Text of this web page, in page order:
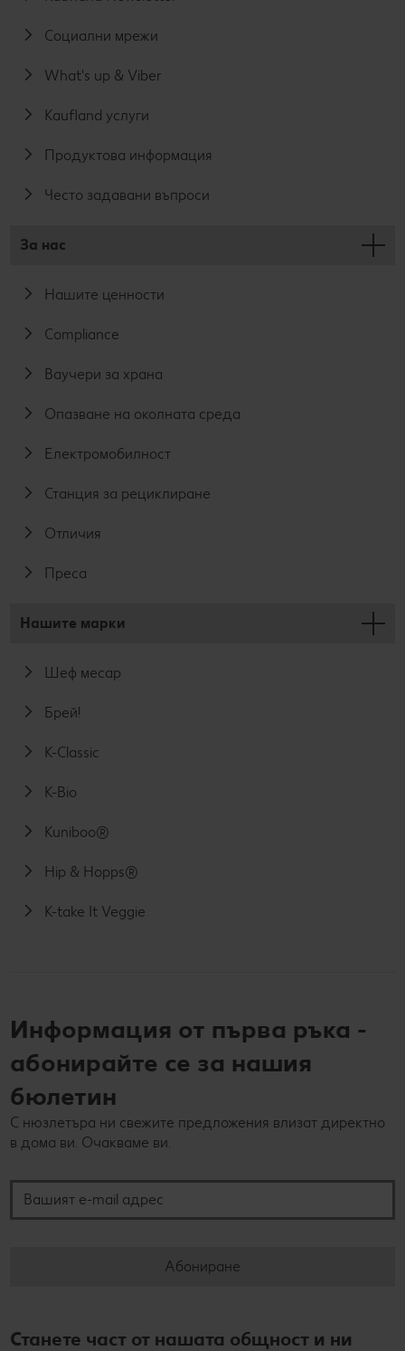
Социални мрежи
What's up & Viber
Kaufland услуги
Продуктова информация
Често задавани въпроси
За нас
Нашите ценности
Compliance
Ваучери за храна
Опазване на околната среда
Електромобилност
Станция за рециклиране
Отличия
Преса
Нашите марки
Шеф месар
Брей!
K-Classic
K-Bio
Kuniboo®
Hip & Hopps®
K-take It Veggie
Информация от първа ръка -
абонирайте се за нашия
бюлетин
С нюзлетъра ни свежите предложения влизат директно
в дома ви. Очакваме ви.
Абониране
Станете част от нашата общност и ни